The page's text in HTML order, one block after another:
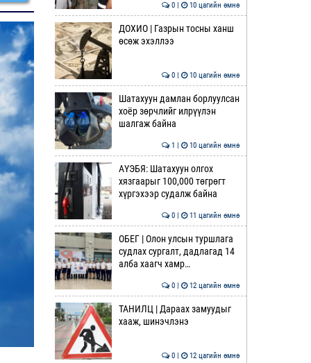
0 | 10 цагийн өмнө
ДОХИО | Газрын тосны ханш
өсөж эхэллээ
0 | 10 цагийн өмнө
Шатахуун дамлан борлуулсан
хоёр зөрчлийг илрүүлэн
шалгаж байна
1 | 10 цагийн өмнө
АҮЭБЯ: Шатахуун олгох
хязгаарыг 100,000 төгрөгт
хүргэхээр судалж байна
0 | 11 цагийн өмнө
ОБЕГ | Олон улсын туршлага
судлах сургалт, дадлагад 14
алба хаагч хамр…
0 | 12 цагийн өмнө
ТАНИЛЦ | Дараах замуудыг
хааж, шинэчлэнэ
0 | 12 цагийн өмнө